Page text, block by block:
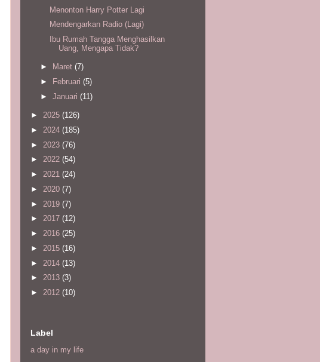
Menonton Harry Potter Lagi
Mendengarkan Radio (Lagi)
Ibu Rumah Tangga Menghasilkan
Uang, Mengapa Tidak?
► Maret (7)
►
Februari (5)
► Januari (11)
► 2025 (126)
► 2024 (185)
► 2023 (76)
► 2022 (54)
► 2021 (24)
► 2020 (7)
► 2019 (7)
► 2017 (12)
► 2016 (25)
► 2015 (16)
► 2014 (13)
► 2013 (3)
► 2012 (10)
Label
a day in my life